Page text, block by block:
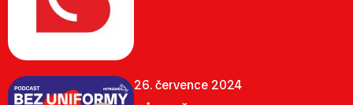
26. července 2024